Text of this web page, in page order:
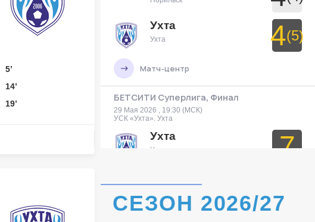
5’
14’
19’
Ухта
Ухта 4(5)
Матч-центр
БЕТСИТИ Суперлига, Финал
29 Мая 2026 , 19:30 (МСК)
УСК «Ухта». Ухта
Ухта
Ухта 7
СЕЗОН 2026/27